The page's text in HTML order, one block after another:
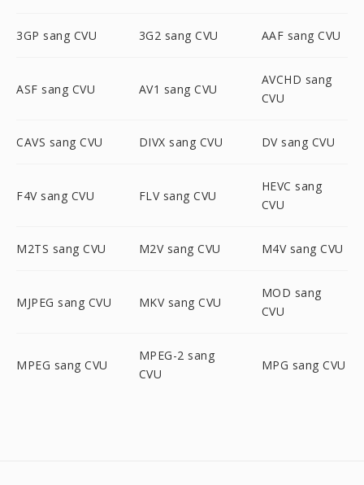
3GP sang CVU 3G2 sang CVU AAF sang CVU
ASF sang CVU AV1 sang CVU
AVCHD sang
CVU
CAVS sang CVU DIVX sang CVU DV sang CVU
F4V sang CVU FLV sang CVU
HEVC sang
CVU
M2TS sang CVU M2V sang CVU M4V sang CVU
MJPEG sang CVU MKV sang CVU
MOD sang
CVU
MPEG sang CVU
MPEG-2 sang
CVU
MPG sang CVU